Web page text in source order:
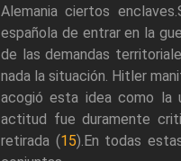
Alemania ciertos
española de entrar en la
de las demandas
nada la situación. Hitler
acogió esta idea como la
actitud fue duramente
retirada (15).En todas